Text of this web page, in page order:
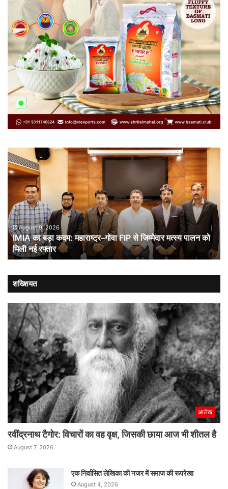
IMIA
का
बड़ा
कदम:
महाराष्ट्र–
गोवा
FIP
से
जिम्मेदार
मत्स्य
पालन
मिली
नई
रफ्तार
August 9, 2026
IMIA का बड़ा कदम: महाराष्ट्र–गोवा FIP से जिम्मेदार मत्स्य पालन को
मिली नई रफ्तार
शख्शियत
आलेख
रवींद्रनाथ टैगोर: विचारों का वह वृक्ष, जिसकी छाया आज भी शीतल है
August 7, 2026
एक निर्वासित लेखिका की नजर में समाज की रूपरेखा
August 4, 2026